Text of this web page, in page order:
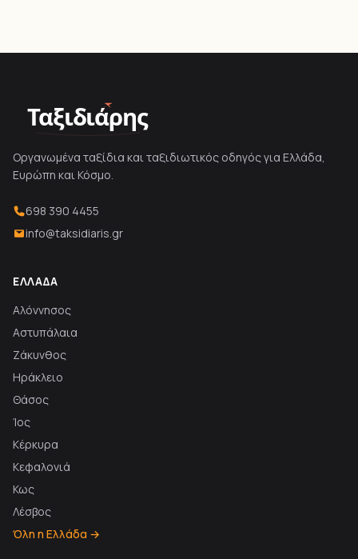
Ταξιδιάρης
Οργανωμένα ταξίδια και ταξιδιωτικός οδηγός για Ελλάδα,
Ευρώπη και Κόσμο.
698 390 4455
info@taksidiaris.gr
ΕΛΛΆΔΑ
Αλόννησος
Αστυπάλαια
Ζάκυνθος
Ηράκλειο
Θάσος
Ίος
Κέρκυρα
Κεφαλονιά
Κως
Λέσβος
Όλη η Ελλάδα →